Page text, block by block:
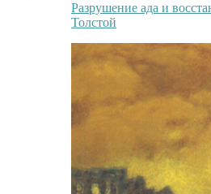
Разрушение ада и
Толстой